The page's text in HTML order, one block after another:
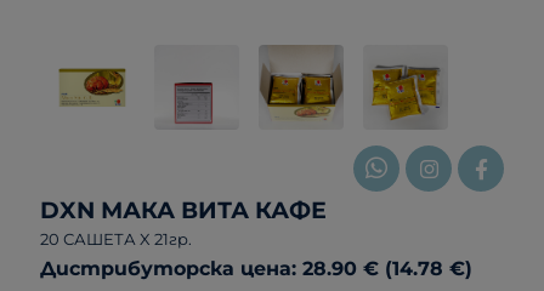
DXN МАКА ВИТА КАФЕ
20 САШЕТА X 21гр.
Дистрибуторска цена: 28.90 € (14.78 €)